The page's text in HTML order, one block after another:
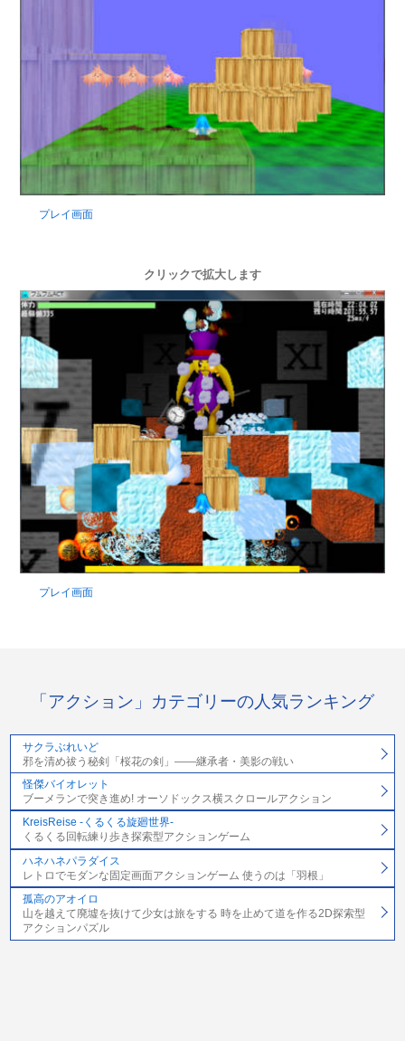
プレイ画面
クリックで拡大します
プレイ画面
「アクション」カテゴリーの人気ランキング
サクラぶれいど
邪を清め祓う秘剣「桜花の剣」――継承者・美影の戦い
怪傑バイオレット
ブーメランで突き進め! オーソドックス横スクロールアクション
KreisReise -くるくる旋廻世界-
くるくる回転練り歩き探索型アクションゲーム
ハネハネパラダイス
レトロでモダンな固定画面アクションゲーム 使うのは「羽根」
孤高のアオイロ
山を越えて廃墟を抜けて少女は旅をする 時を止めて道を作る2D探索型
アクションパズル